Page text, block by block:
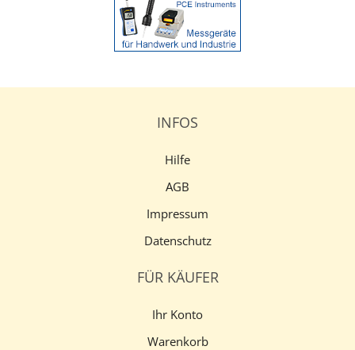
INFOS
Hilfe
AGB
Impressum
Datenschutz
FÜR KÄUFER
Ihr Konto
Warenkorb